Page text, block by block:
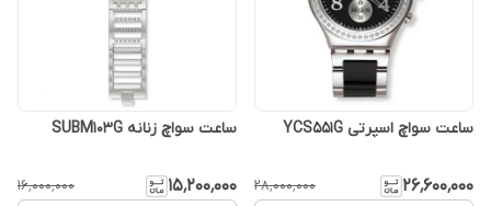
ساعت سواچ اسپرتی YCS551G
۲۶٬۶۰۰٬۰۰۰ ۲۸٬۰۰۰٬۰۰۰
ساعت سواچ زنانه SUBM103G
۱۵٬۲۰۰٬۰۰۰ ۱۶٬۰۰۰٬۰۰۰